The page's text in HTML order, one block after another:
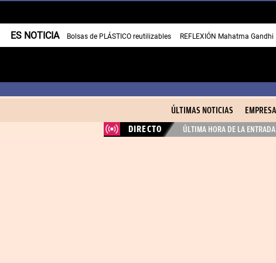
ES NOTICIA Bolsas de PLÁSTICO reutilizables REFLEXIÓN Mahatma Gandhi
ÚLTIMAS NOTICIAS
DIRECTO
ÚLTIMA HORA DE LA